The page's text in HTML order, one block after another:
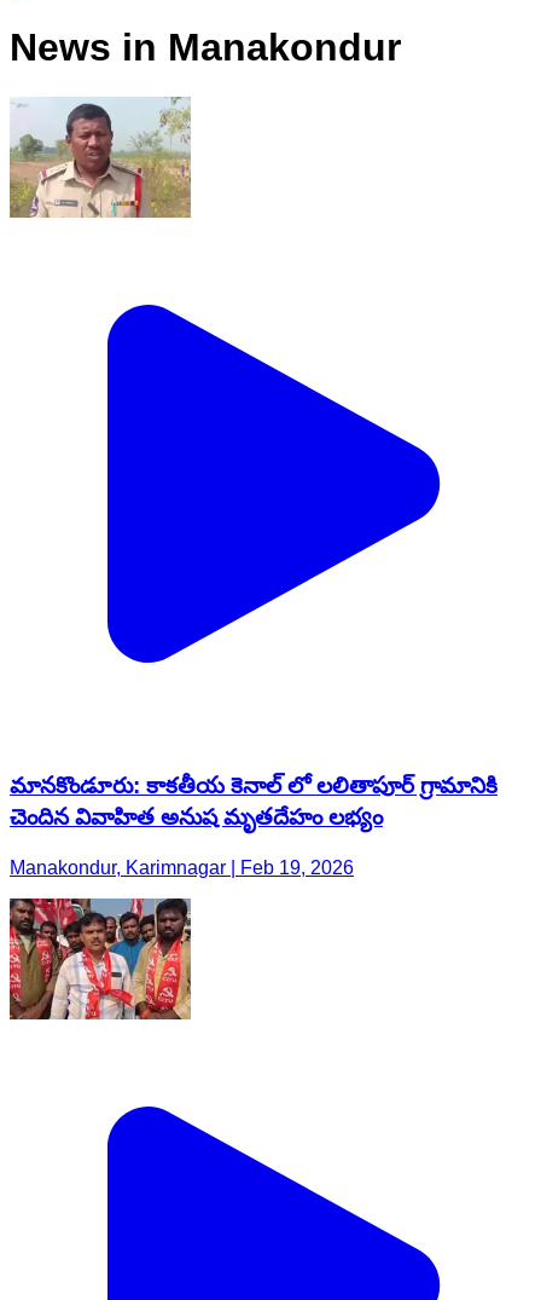
News in Manakondur
మానకొండూరు: కాకతీయ కెనాల్ లో లలితాపూర్ గ్రామానికి
చెందిన వివాహిత అనుష మృతదేహం లభ్యం
Manakondur, Karimnagar | Feb 19, 2026